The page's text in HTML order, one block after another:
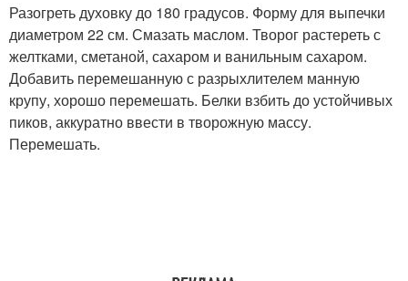
Разогреть духовку до 180 градусов. Форму для выпечки
диаметром 22 см. Смазать маслом. Творог растереть с
желтками, сметаной, сахаром и ванильным сахаром.
Добавить перемешанную с разрыхлителем манную
крупу, хорошо перемешать. Белки взбить до устойчивых
пиков, аккуратно ввести в творожную массу.
Перемешать.